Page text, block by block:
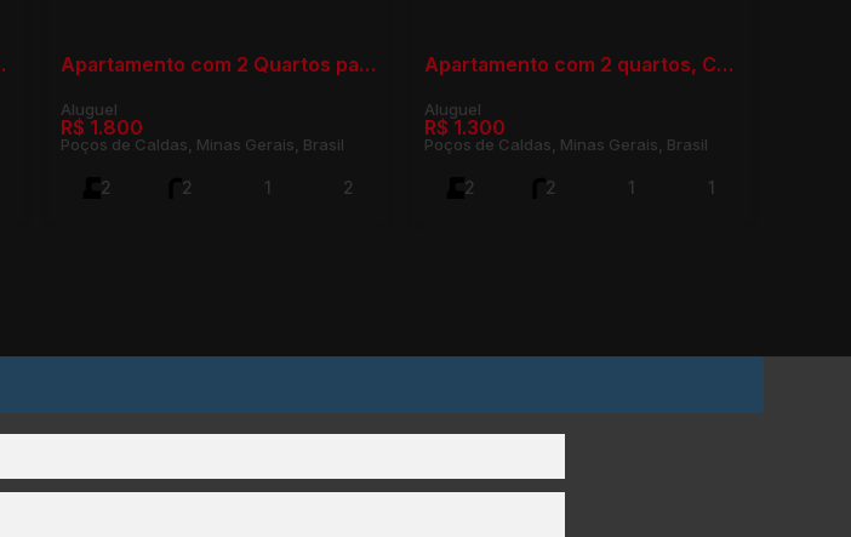
de Caldas Apartamento com 2 Quartos para Locação, Residencial Morumbí - Poços de Caldas
R$ 1.800
Poços de Caldas, Minas Gerais, Brasil
2 2 1
2
Apartamento com 2 quartos, Chácara dos Cravos - Poços de Caldas
R$ 1.300
Poços de Caldas, Minas Gerais, Brasil
2 2 1
1